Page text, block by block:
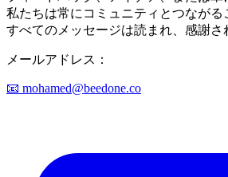
私たちは常にコミュニティとつながる
すべてのメッセージは読まれ、感謝さ
メールアドレス：
📧 mohamed@beedone.co